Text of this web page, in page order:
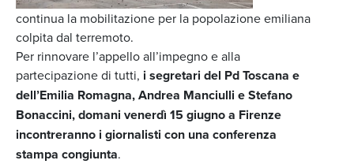
continua la mobilitazione per la popolazione emiliana
colpita dal terremoto.
Per rinnovare l’appello all’impegno e alla
partecipazione di tutti, i segretari del Pd Toscana e
dell’Emilia Romagna, Andrea Manciulli e Stefano
Bonaccini, domani venerdì 15 giugno a Firenze
incontreranno i giornalisti con una conferenza
stampa congiunta.